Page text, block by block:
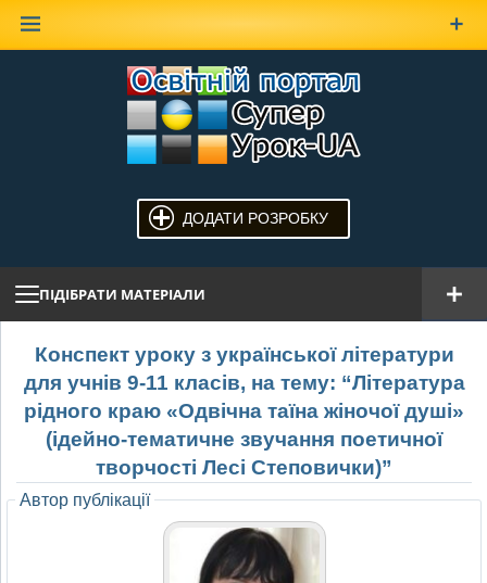
ДОДАТИ РОЗРОБКУ
ПІДІБРАТИ МАТЕРІАЛИ
Конспект уроку з української літератури
для учнів 9-11 класів, на тему: “Література
рідного краю «Одвічна таїна жіночої душі»
(ідейно-тематичне звучання поетичної
творчості Лесі Степовички)”
Автор публікації